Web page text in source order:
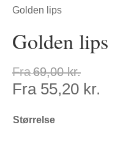
Golden lips
Golden lips
Fra69,00kr.
Fra 55,20 kr.
Størrelse